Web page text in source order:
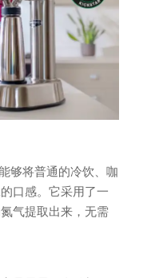
够将普通的冷饮、咖
口感。它采用了一
气提取出来，无需